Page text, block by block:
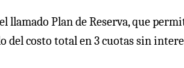
llamado Plan de Reserva, que
del costo total en 3 cuotas sin